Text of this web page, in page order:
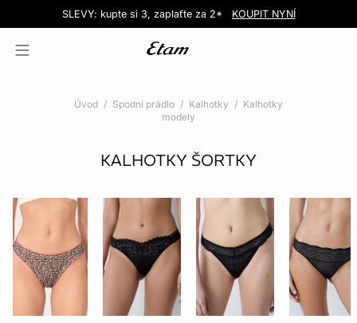
Doručení do obchodu zdarma!
SLEVY: kupte si 3, zaplaťte za 2* KOUPIT NYNÍ
Love EDIT: podprsenka + kalhotky za 999 KčKOUPIT NYNÍ
Úvod Spodní prádlo Kalhotky
Kalhotky
modely
KALHOTKY ŠORTKY